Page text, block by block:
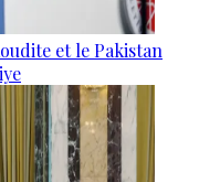
et le Pakistan